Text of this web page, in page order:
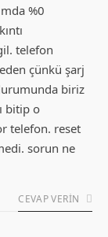
%0
telefon
çünkü şarj
biriz
bitip o
telefon. reset
sorun ne
CEVAP VERIN